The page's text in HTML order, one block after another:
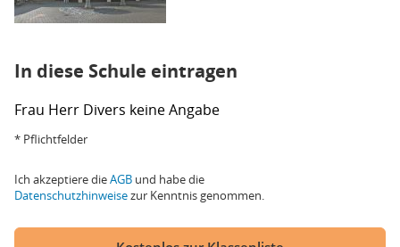
In diese Schule eintragen
Frau Herr Divers keine Angabe
* Pflichtfelder
Ich akzeptiere dieAGB und habe die
Datenschutzhinweisezur Kenntnis genommen.